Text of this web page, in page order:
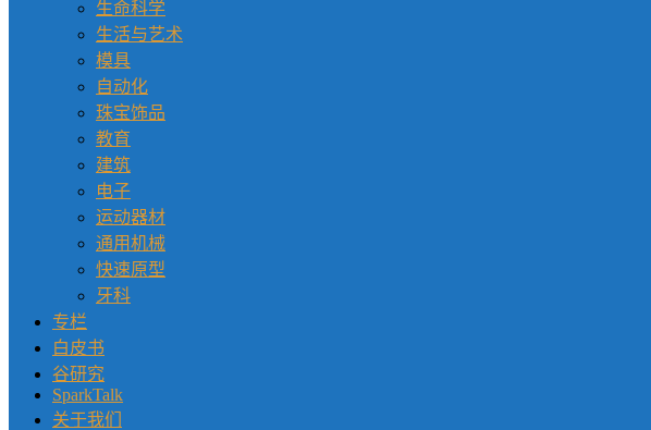
生命科学
生活与艺术
模具
自动化
珠宝饰品
教育
建筑
电子
运动器材
通用机械
快速原型
牙科
专栏
白皮书
谷研究
SparkTalk
关于我们